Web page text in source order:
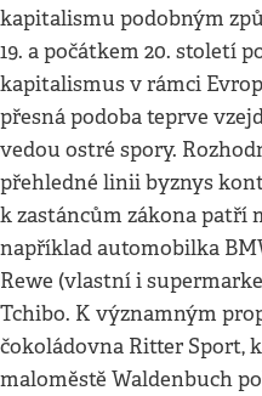
kapitalismu podobným
19. a počátkem 20. století
kapitalismus v rámci
přesná podoba teprve
vedou ostré spory.
přehledné linii byznys
k zastáncům zákona patří
například automobilka
Rewe (vlastní i
Tchibo. K významným
čokoládovna Ritter Sport,
maloměstě Waldenbuch